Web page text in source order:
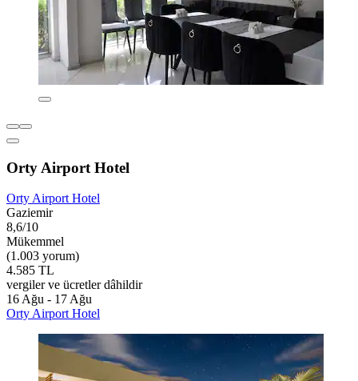
Orty Airport Hotel
Orty Airport Hotel
Gaziemir
8,6/10
Mükemmel
(1.003 yorum)
4.585 TL
vergiler ve ücretler dâhildir
16 Ağu - 17 Ağu
Orty Airport Hotel